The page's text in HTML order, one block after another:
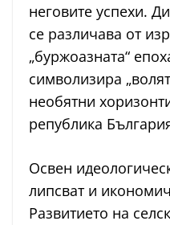
неговите успехи.
се различава от
„буржоазната“
символизира
необятни
република
Освен
липсват и
Развитието на